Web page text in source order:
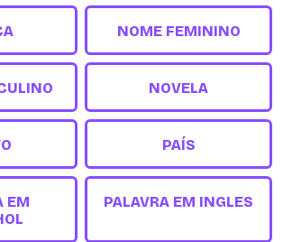
NOME FEMININO
NOVELA
PAÍS
EM
PALAVRA EM INGLES